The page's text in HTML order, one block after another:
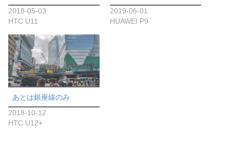
2018-05-03
HTC U11
2019-06-01
HUAWEI P9
あとは銀座線のみ
2018-10-12
HTC U12+